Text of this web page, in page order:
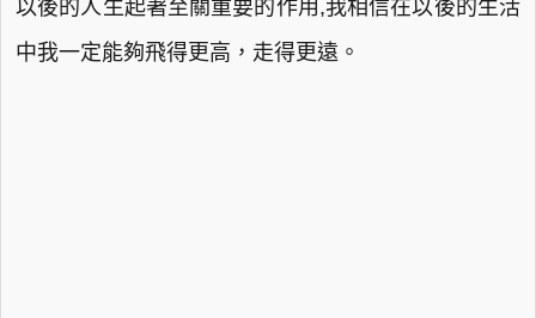
以後的人生起著至關重要的作用,我相信在以後的生活
中我一定能夠飛得更高，走得更遠。